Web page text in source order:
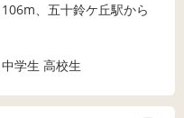
、五十鈴ケ丘駅から
学生 高校生